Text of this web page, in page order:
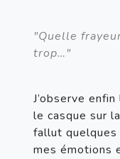
"Quelle
trop…"
J’observe
le casque sur
fallut
mes émotions